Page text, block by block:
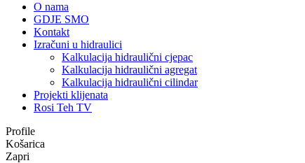
O nama
GDJE SMO
Kontakt
Izračuni u hidraulici
Kalkulacija hidraulični cjepac
Kalkulacija hidraulični agregat
Kalkulacija hidraulični cilindar
Projekti klijenata
Rosi Teh TV
Profile
Košarica
Zapri